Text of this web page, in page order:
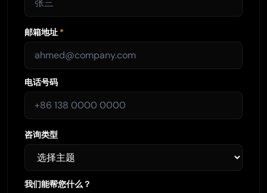
邮箱地址 *
电话号码
咨询类型
我们能帮您什么？